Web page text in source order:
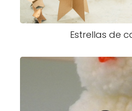
Estrellas de